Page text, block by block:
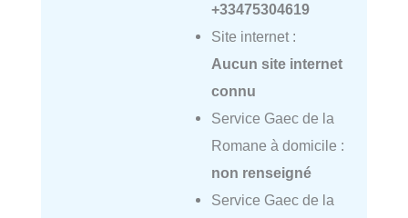
+33475304619
Site internet :
Aucun site internet
connu
Service Gaec de la
Romane à domicile :
non renseigné
Service Gaec de la